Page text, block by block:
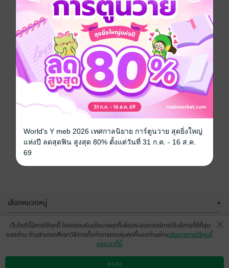
เลือกหมวดหมู่ +
บริการช่วยเหลือ +
เว็บไซต์นี้มีการใช้คุกกี้ โปรดยอมรับนโยบายคุกกี้เพื่อประสบการณ์การใช้บริการที่ดีที่สุด
ของท่าน ท่านสามารถศึกษาวิธีการตั้งค่าการควบคุมคุกกี้ของท่านผ่านนโยบายการใช้คุกกี้
ของเราที่นี่
ตกลง
World's Y meb 2026 เทศกาลนิยาย การ์ตูนวาย สุดยิ่งใหญ่
แห่งปี ลดสุดฟิน สูงสุด 80% ตั้งแต่วันที่ 31 ก.ค. - 16 ส.ค.
69